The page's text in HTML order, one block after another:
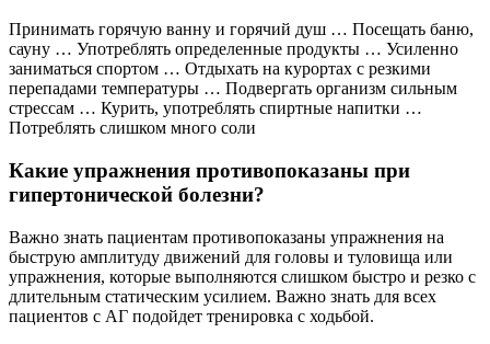
Принимать горячую ванну и горячий душ … Посещать баню,
сауну … Употреблять определенные продукты … Усиленно
заниматься спортом … Отдыхать на курортах с резкими
перепадами температуры … Подвергать организм сильным
стрессам … Курить, употреблять спиртные напитки …
Потреблять слишком много соли
Какие упражнения противопоказаны при
гипертонической болезни?
Важно знать пациентам противопоказаны упражнения на
быструю амплитуду движений для головы и туловища или
упражнения, которые выполняются слишком быстро и резко с
длительным статическим усилием. Важно знать для всех
пациентов с АГ подойдет тренировка с ходьбой.